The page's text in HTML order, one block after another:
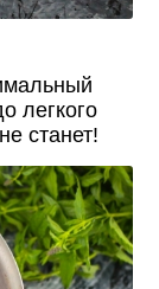
легкого
станет!